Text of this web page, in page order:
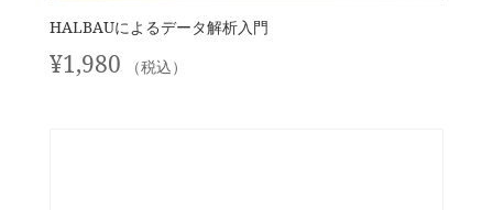
HALBAUによるデータ解析入門
¥1,980 （税込）